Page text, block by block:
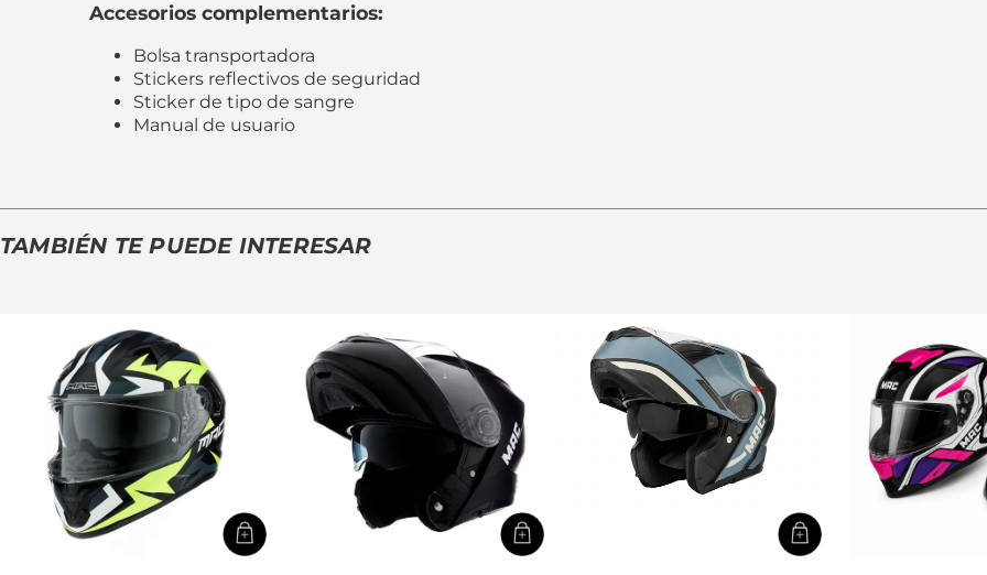
Accesorios complementarios:
Bolsa transportadora
Stickers reflectivos de seguridad
Sticker de tipo de sangre
Manual de usuario
TAMBIÉN TE PUEDE INTERESAR